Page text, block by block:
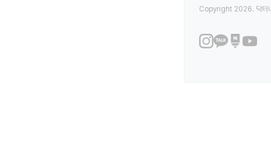
Copyright 2026. 닥터